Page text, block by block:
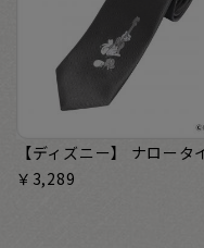
￥3,289